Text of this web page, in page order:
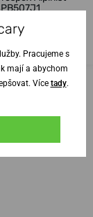
390 Kč
Pracujeme s
mají a abychom
Více tady.